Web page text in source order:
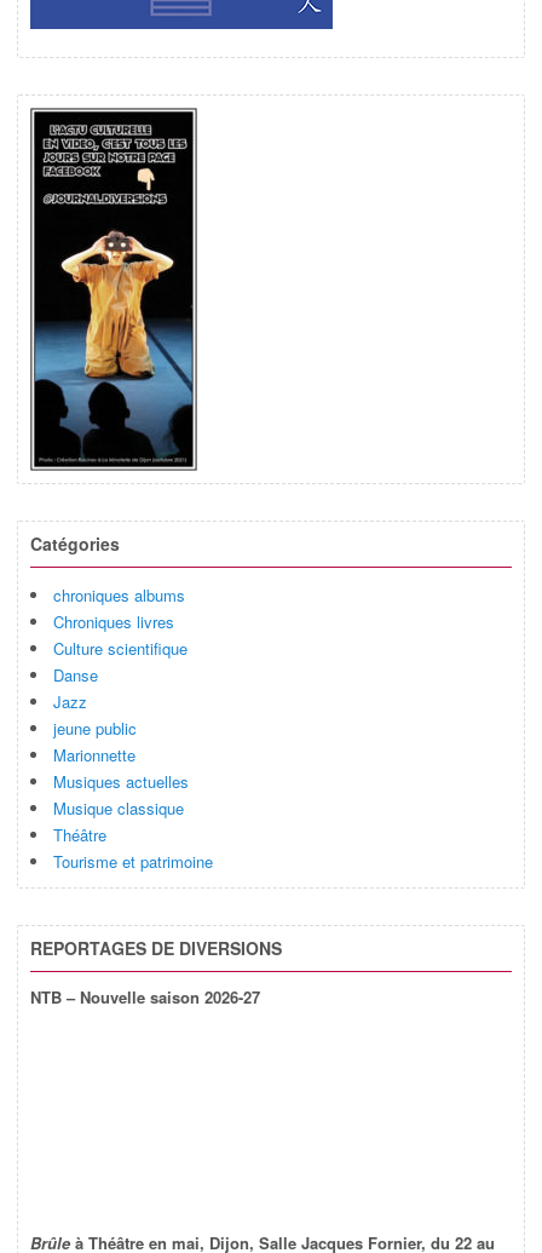
Catégories
chroniques albums
Chroniques livres
Culture scientifique
Danse
Jazz
jeune public
Marionnette
Musiques actuelles
Musique classique
Théâtre
Tourisme et patrimoine
REPORTAGES DE DIVERSIONS
NTB – Nouvelle saison 2026-27
Brûle à Théâtre en mai, Dijon, Salle Jacques Fornier, du 22 au